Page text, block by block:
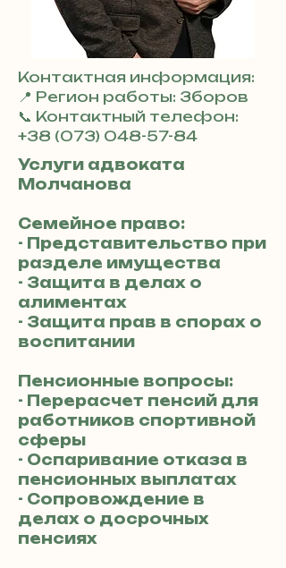
Контактная информация:
📍 Регион работы: Зборов
📞 Контактный телефон:
+38 (073) 048-57-84
Услуги адвоката
Молчанова
Семейное право:
- Представительство при
разделе имущества
- Защита в делах о
алиментах
- Защита прав в спорах о
воспитании
Пенсионные вопросы:
- Перерасчет пенсий для
работников спортивной
сферы
- Оспаривание отказа в
пенсионных выплатах
- Сопровождение в
делах о досрочных
пенсиях